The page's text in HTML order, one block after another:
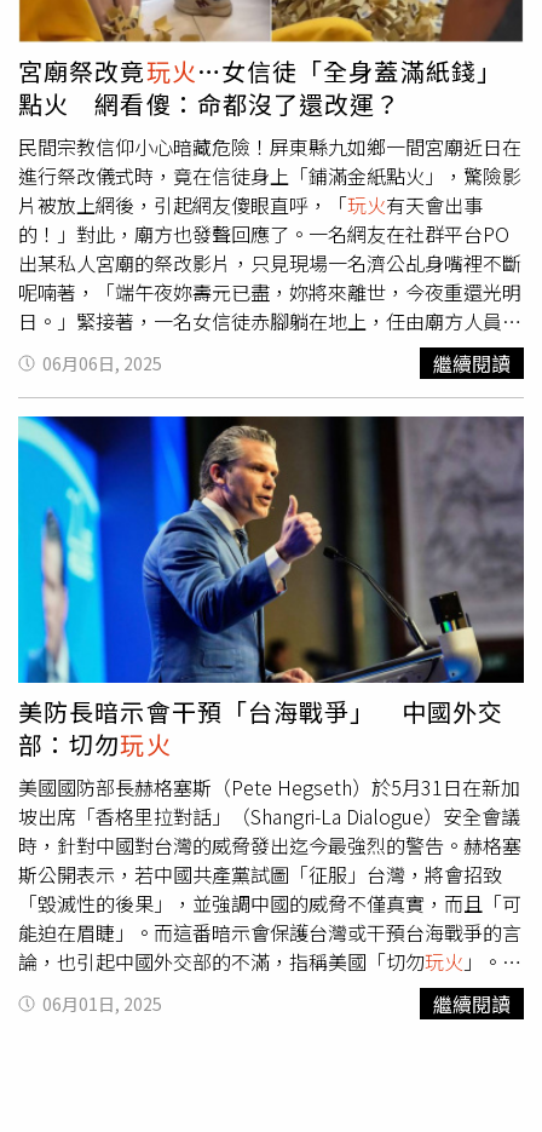
煙燻豬五花包覆油炸而成的「燻肉炸春捲」，原來創辦人
Dayne Weaver不僅待過日本3年，還領養菲律賓裔小孩，一
直希望將亞洲元素融入菜色中的他，研發出這款燙口噴汁的
中西合璧小點；另外像包覆果醬的甜麵包「Dayne’s手作
哥拉奇」（Kolache）與混合鮮奶油的「德州香蕉布丁」亦
是道地甜點。為了因應台灣人偏愛澱粉類主食的飲食喜好，
店內也研發多款台灣限定的創意料理，例如軟嫩多汁的「煙
燻牛胸炒飯」、使用煙燻豬肉醬炒製的「煙燻肉醬漢堡排水
管麵」等，希望以此滿足台灣的BBQ和美式料理愛好者。
「火焱．伙宴」客座餐會邀集鳥苑湯仲鴻（左起）、
FirePlay蘇濟恒、AKAME彭天恩3位火系名廚獻藝。（圖／
台南晶英酒店提供）另外台南晶英酒店年度客座餐會「火
焱．伙宴」將於9/12晚宴、13日與14日午、晚宴推出共五
個場次，邀集屏東霧台鄉好茶村部落野味AKAME主廚彭天
恩、台中米其林指南推薦Torien Yakitori鳥苑主廚湯仲鴻、
被譽為「最會玩火 的男人」FirePlay主廚蘇濟恒，三位火系
名廚以「火火火FireUp」品牌與飯店合作。來自山林部落的
AKAME代表柴火與煙燻，傳承原住民與自然共生的智慧；
鳥苑結合台日文化，以炭火燒烤展現台灣職人技藝；
FirePlay則由新住民演繹世界潮流的味道。菜單設計呼應
「十二種原生食材．十二種風味告白」的核心主題，主廚們
嚴選來自全台各地優質原生食材，包括富有海洋鮮味的馬祖
淡菜、白蝦、文蛤、飛魚卵，以及名列台灣十大名魚的午
魚、鯧魚與馬鮫魚，佐以充滿山林田野氣息的刺蔥、馬告、
野菜、綠竹筍、小米及紅藜麥等原生植物；肉品方面則有宜
蘭以添加巧克力飼料飼養的盤克夏豬、屏東穀飼乳鴿、以及
和農場晃晃合作的專屬配種 AKAME牛，甜點再融入屏東美
園部落70%巧克力、南投埔里葡萄酒與台灣焙茶等元素，餐
點提供12道美饌與精選佐餐酒，每位含服務費11,800元，
7/30中午12時於「晶好購」平台開放預訂。
係，萬一發生緊急狀況時能相互聯絡。此外，別讓孩子單獨
留在家裡、廚房或旅館，並養成遠離「會熱物品」的習慣，
將打火機、點火槍等點火器具妥善收放在兒童無法取得的地
方或上鎖；教導孩童正確防火知識，認識火的危險性，並明
確禁止孩子隨意點火或模仿用火的行為；多花時間陪伴孩
童，減少因好奇或無聊引發玩火 行為；若發現孩童有 玩火行
為，應立即導正並避免再次發生。
宮廟祭改竟玩火…女信徒「全身蓋滿紙錢」
點火 網看傻：命都沒了還改運？
民間宗教信仰小心暗藏危險！屏東縣九如鄉一間宮廟近日在
進行祭改儀式時，竟在信徒身上「鋪滿金紙點火」，驚險影
片被放上網後，引起網友傻眼直呼，「玩火有天會出事
的！」對此，廟方也發聲回應了。一名網友在社群平台PO
出某私人宮廟的祭改影片，只見現場一名濟公乩身嘴裡不斷
呢喃著，「端午夜妳壽元已盡，妳將來離世，今夜重還光明
日。」緊接著，一名女信徒赤腳躺在地上，任由廟方人員將
金紙灑滿全身，一旁師姐還提醒她「過程中都不能說話」，
隨即拿起打火機點燃紙錢，儘管廟方人員立馬將信徒身上的
驚呼，「能這樣？」、「原來道教也有脫胎換骨的法事，頭
一次看到」、「這不會燒燙傷嗎」、「類似泰國的躺棺材重
生？」、「玩火
有天會出事的」、「被火燒命都沒了還要改
運嗎。」對此，廟方負責人也回應，進行祭改儀式時僅點燃
2、3張紙錢，只是「象徵性點火」幫信徒改運重生，過程中
也有注意安全。此祭改儀式也引起屏東縣消防局關注，特地
派員前往現場宣導，呼籲宮廟停止該危險行徑。
06月06日, 2025 繼續閱讀
美防長暗示會干預「台海戰爭」 中國外交
部：切勿玩火
美國國防部長赫格塞斯（Pete Hegseth）於5月31日在新加
坡出席「香格里拉對話」（Shangri-La Dialogue）安全會議
時，針對中國對台灣的威脅發出迄今最強烈的警告。赫格塞
斯公開表示，若中國共產黨試圖「征服」台灣，將會招致
「毀滅性的後果」，並強調中國的威脅不僅真實，而且「可
能迫在眉睫」。而這番暗示會保護台灣或干預台海戰爭的言
論，也引起中國外交部的不滿，指稱美國「切勿玩火 」。根
據《華爾街日報》報導指出，赫格塞斯表示，美國的首要目
標仍是透過與盟友的合作，運用嚇阻手段防止戰爭發生。但
06月01日, 2025 繼續閱讀